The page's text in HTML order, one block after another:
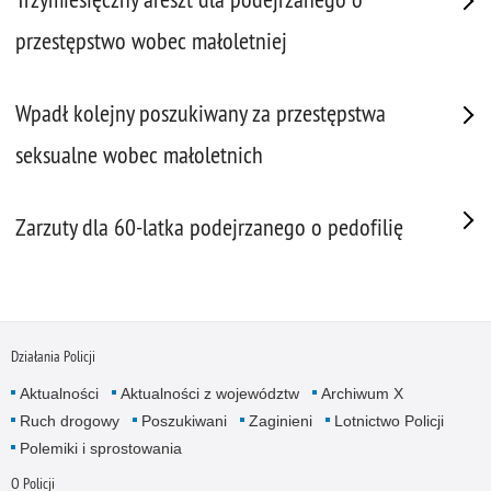
przestępstwo wobec małoletniej
Wpadł kolejny poszukiwany za przestępstwa
seksualne wobec małoletnich
Zarzuty dla 60-latka podejrzanego o pedofilię
Działania Policji
Aktualności Aktualności z województw
Archiwum X
Ruch drogowy
Poszukiwani Zaginieni
Lotnictwo Policji
Polemiki i sprostowania
O Policji